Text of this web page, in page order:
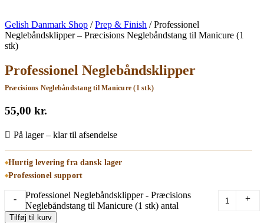
Gelish Danmark Shop /Prep & Finish /Professionel
Neglebåndsklipper – Præcisions Neglebåndstang til Manicure (1
stk)
Professionel Neglebåndsklipper
Præcisions Neglebåndstang til Manicure (1 stk)
55,00 kr.
På lager – klar til afsendelse
Hurtig levering fra dansk lager
Professionel support
-
Professionel Neglebåndsklipper - Præcisions
Neglebåndstang til Manicure (1 stk) antal
+
Tilføj til kurv